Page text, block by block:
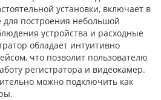
установки, включает в
построения небольшой
устройства и расходные
обладает интуитивно
что позволит пользователю
регистратора и видеокамер.
можно подключить как